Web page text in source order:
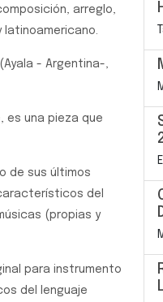
arreglo,
- Argentina-,
es una pieza que
de sus últimos
del
(propias y
para instrumento
del lenguaje